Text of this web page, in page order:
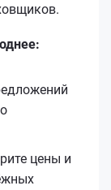
цены и